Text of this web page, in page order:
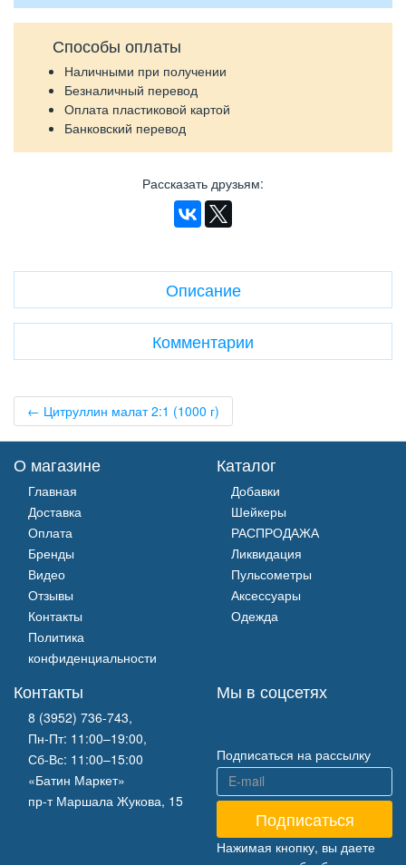
Способы оплаты
Наличными при получении
Безналичный перевод
Оплата пластиковой картой
Банковский перевод
Рассказать друзьям:
Описание
Комментарии
← Цитруллин малат 2:1 (1000 г)
О магазине
Главная
Доставка
Оплата
Бренды
Видео
Отзывы
Контакты
Политика
конфиденциальности
Каталог
Добавки
Шейкеры
РАСПРОДАЖА
Ликвидация
Пульсометры
Аксессуары
Одежда
Контакты
8 (3952) 736-743,
Пн-Пт: 11:00–19:00,
Сб-Вс: 11:00–15:00
«Батин Маркет»
пр-т Маршала Жукова, 15
Мы в соцсетях
Подписаться на рассылку
Нажимая кнопку, вы даете